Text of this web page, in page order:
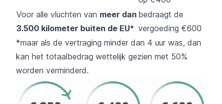
Voor alle vluchten van meer dan
3.500 kilometer buiten de EU*
bedraagt de
vergoeding €600
*maar als de vertraging minder dan 4 uur was, dan
kan het totaalbedrag wettelijk gezien met 50%
worden verminderd.